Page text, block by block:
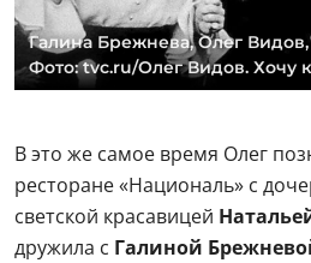
Галина Брежнева, Олег
Фото: tvc.ru/Олег Видов. Хочу
В это же самое время Олег
ресторане «Националь» с
светской красавицей
дружила с Галиной